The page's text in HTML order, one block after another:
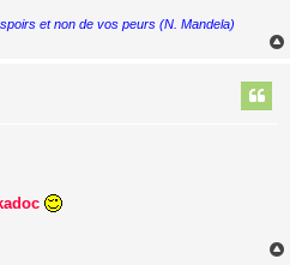
et non de vos peurs (N. Mandela)